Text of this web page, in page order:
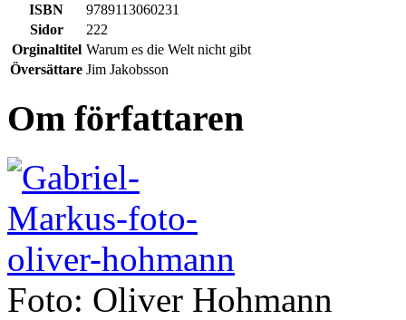
ISBN
9789113060231
Sidor
222
Orginaltitel Warum es die Welt nicht gibt
Översättare Jim Jakobsson
Om författaren
Foto: Oliver Hohmann